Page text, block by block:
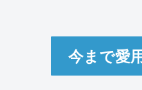
今まで愛